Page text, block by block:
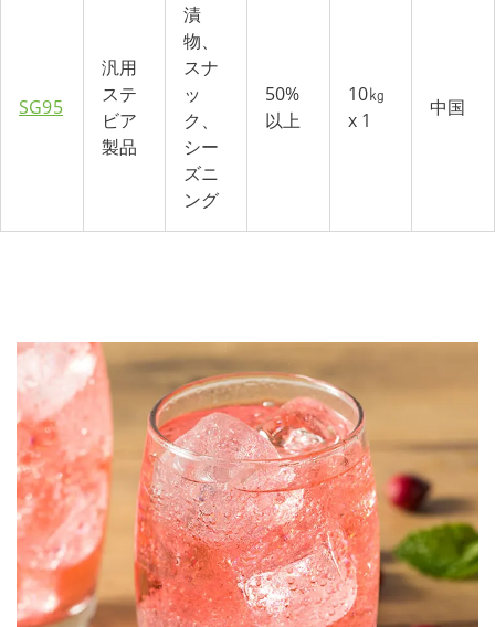
SG95
汎用
ステ
ビア
製品
漬
物、
スナ
ッ
ク、
シー
ズニ
ング
50%
以上
10㎏
x 1
中国